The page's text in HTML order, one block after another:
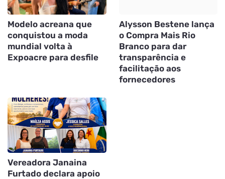
Modelo acreana que
conquistou a moda
mundial volta à
Expoacre para desfile
Alysson Bestene lança
o Compra Mais Rio
Branco para dar
transparência e
facilitação aos
fornecedores
Vereadora Janaina
Furtado declara apoio